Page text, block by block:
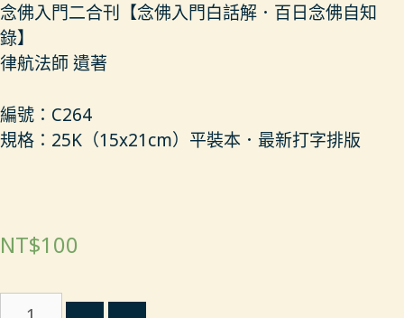
念佛入門二合刊【念佛入門白話解．百日念佛自知
錄】
律航法師 遺著
編號：C264
規格：25K（15x21cm）平裝本．最新打字排版
NT$100
C264